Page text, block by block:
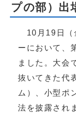
プの部）出
10月19日（
ーにおいて、
ました。大会
抜いてきた代
ム）、小型ポ
法を披露され